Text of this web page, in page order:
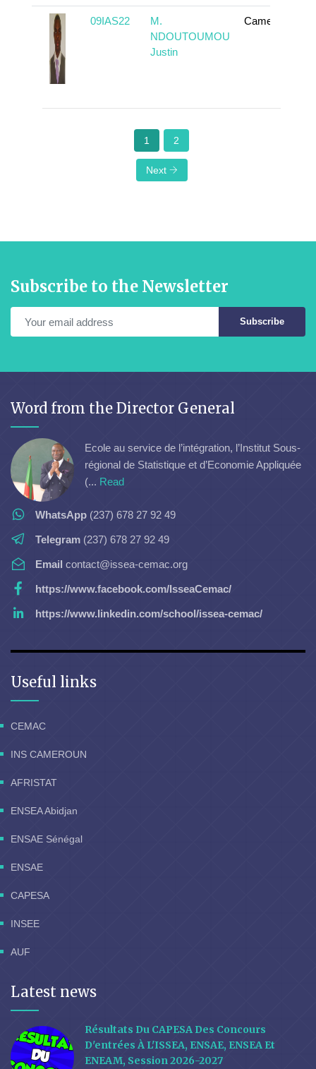
09IAS22
M.
NDOUTOUMOU
Justin
Cameroun
1 2
Next
Subscribe to the Newsletter
Subscribe
Word from the Director General
Ecole au service de l’intégration, l’Institut Sous-
régional de Statistique et d’Economie Appliquée
(... Read
WhatsApp (237) 678 27 92 49
Telegram (237) 678 27 92 49
Email contact@issea-cemac.org
https://www.facebook.com/IsseaCemac/
https://www.linkedin.com/school/issea-cemac/
Useful links
CEMAC
INS CAMEROUN
AFRISTAT
ENSEA Abidjan
ENSAE Sénégal
ENSAE
CAPESA
INSEE
AUF
Latest news
Résultats Du CAPESA Des Concours
D'entrées À L'ISSEA, ENSAE, ENSEA Et
ENEAM, Session 2026-2027